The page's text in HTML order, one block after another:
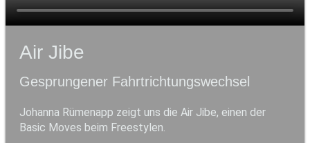
Air Jibe
Gesprungener Fahrtrichtungswechsel
Johanna Rümenapp zeigt uns die Air Jibe, einen der
Basic Moves beim Freestylen.